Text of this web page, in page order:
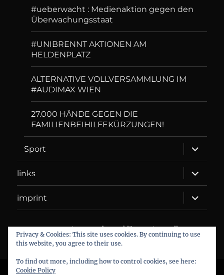
#ueberwacht : Medienaktion gegen den
Überwachungsstaat
#UNIBRENNT AKTIONEN AM
HELDENPLATZ
ALTERNATIVE VOLLVERSAMMLUNG IM
#AUDIMAX WIEN
27.000 HÄNDE GEGEN DIE
FAMILIENBEIHILFEKÜRZUNGEN!
Sport
expand
child
menu
links
expand
child
menu
imprint
expand
child
menu
DANIEL WEBER Datenschutzerklärung
Proudly
powered by WordPress
Privacy & Cookies: This site uses cookies. By continuing to use
this website, you agree to their use.
To find out more, including how to control cookies, see here:
Cookie Policy